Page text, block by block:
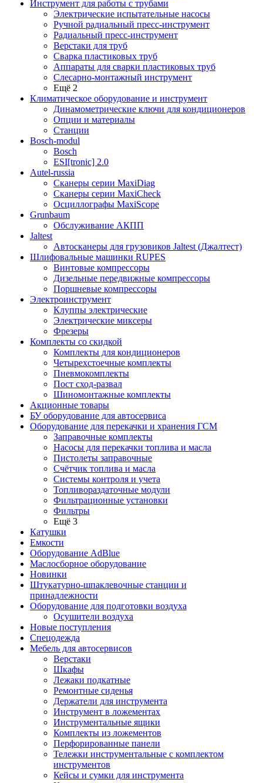
Инструмент для работы с трубами
Электрические испытательные насосы
Ручной радиальный пресс-инструмент
Радиальный пресс-инструмент
Верстаки для труб
Сварка пластиковых труб
Аппараты для сварки пластиковых труб
Слесарно-монтажный инструмент
Ещё 2
Климатическое оборудование и инструмент
Динамометрические ключи для кондиционеров
Опции и материалы
Станции
Bosch-modul
Bosch
ESI[tronic] 2.0
Autel-russia
Сканеры серии MaxiDiag
Сканеры серии MaxiCheck
Осциллографы MaxiScope
Grunbaum
Обслуживание АКПП
Jaltest
Автосканеры для грузовиков Jaltest (Джалтест)
Шлифовальные машинки RUPES
Винтовые компрессоры
Дизельные передвижные компрессоры
Поршневые компрессоры
Электроинструмент
Клуппы электрические
Электрические миксеры
Фрезеры
Комплекты со скидкой
Комплекты для кондиционеров
Четырехстоечные комплекты
Пневмокомплекты
Пост сход-развал
Шиномонтажные комплекты
Акционные товары
БУ оборудование для автосервиса
Оборудование для перекачки и хранения ГСМ
Заправочные комплекты
Насосы для перекачки топлива и масла
Пистолеты заправочные
Счётчик топлива и масла
Системы контроля и учета
Топливораздаточные модули
Фильтрационные установки
Фильтры
Ещё 3
Катушки
Емкости
Оборудование AdBlue
Маслосборное оборудование
Новинки
Штукатурно-шпаклевочные станции и
принадлежности
Оборудование для подготовки воздуха
Осушители воздуха
Новые поступления
Спецодежда
Мебель для автосервисов
Верстаки
Шкафы
Лежаки подкатные
Ремонтные сиденья
Держатели для инструмента
Инструмент в ложементах
Инструментальные ящики
Комплекты из ложементов
Перфорированные панели
Тележки инструментальные с комплектом
инструментов
Кейсы и сумки для инструмента